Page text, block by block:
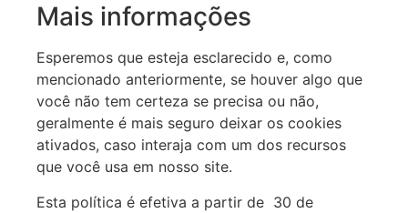
Mais informações
Esperemos que esteja esclarecido e, como
mencionado anteriormente, se houver algo que
você não tem certeza se precisa ou não,
geralmente é mais seguro deixar os cookies
ativados, caso interaja com um dos recursos
que você usa em nosso site.
Esta política é efetiva a partir de 30 de